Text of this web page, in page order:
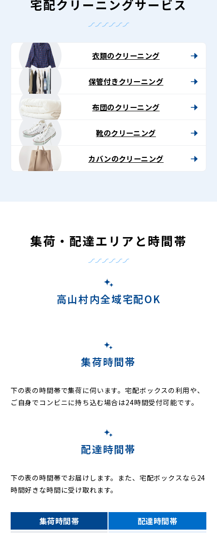
宅配クリーニングサービス
衣類のクリーニング
保管付きクリーニング
布団のクリーニング
靴のクリーニング
カバンのクリーニング
集荷・配達エリアと時間帯
高山村内全域宅配OK
集荷時間帯
下の表の時間帯で集荷に伺います。宅配ボックスの利用や、
ご自身でコンビニに持ち込む場合は24時間受付可能です。
配達時間帯
下の表の時間帯でお届けします。また、宅配ボックスなら24
時間好きな時間に受け取れます。
集荷時間帯 配達時間帯